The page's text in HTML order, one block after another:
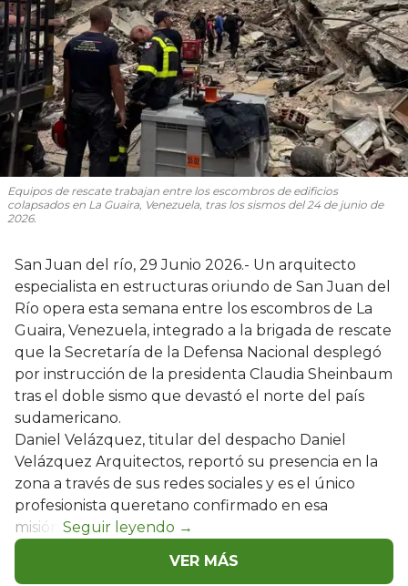
Equipos de rescate trabajan entre los escombros de edificios
colapsados en La Guaira, Venezuela, tras los sismos del 24 de junio de
2026.
San Juan del río, 29 Junio 2026.- Un arquitecto
especialista en estructuras oriundo de San Juan del
Río opera esta semana entre los escombros de La
Guaira, Venezuela, integrado a la brigada de rescate
que la Secretaría de la Defensa Nacional desplegó
por instrucción de la presidenta Claudia Sheinbaum
tras el doble sismo que devastó el norte del país
sudamericano.
Daniel Velázquez, titular del despacho Daniel
Velázquez Arquitectos, reportó su presencia en la
zona a través de sus redes sociales y es el único
profesionista queretano confirmado en esa
misión.
VER MÁS